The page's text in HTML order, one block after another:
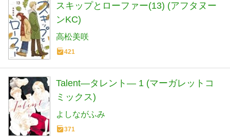
スキップとローファー(13) (アフタヌー
ンKC)
高松美咲
421
Talent―タレント― 1 (マーガレットコ
ミックス)
よしながふみ
371